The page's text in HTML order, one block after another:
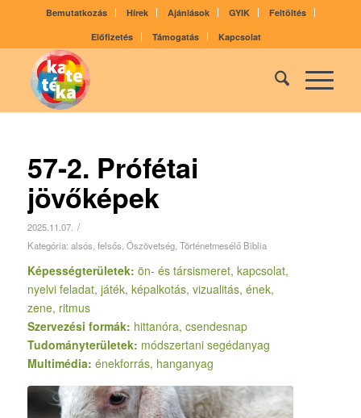
Bemutatkozás Hírek Ajánlások GYIK
Feltöltés
Előfizetés
Támogatás Kapcsolat
57-2. Prófétai
jövőképek
2025.11.07. /
Kategória: alsós felsős Ószövetség, Történetmesélő Biblia
Képességterületek: ön- és társismeret, kapcsolat,
nyelvi feladat, játék, képalkotás, vizualitás, ének,
zene, ritmus
Szervezési formák: hittanóra, csendesnap
Tudományterületek: módszertani segédanyag
Multimédia: énekforrás, hanganyag